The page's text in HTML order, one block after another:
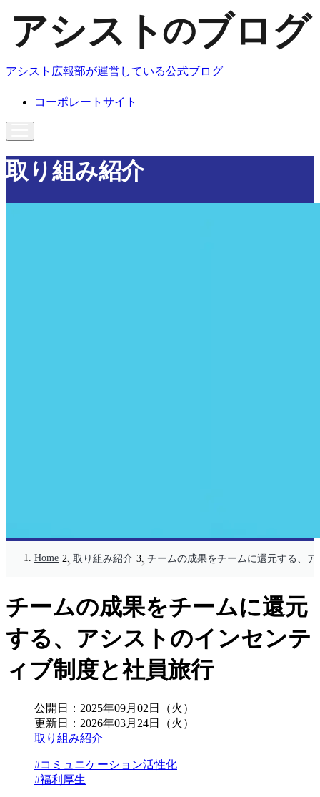
アシスト広報部が運営している公式ブログ
コーポレートサイト
取り組み紹介
Home 取り組み紹介 チームの成果をチームに還元する、
チームの成果をチームに還元
する、アシストのインセンテ
ィブ制度と社員旅行
公開日： 2025年09月02日（火）
更新日： 2026年03月24日（火）
取り組み紹介
#コミュニケーション活性化
#福利厚生